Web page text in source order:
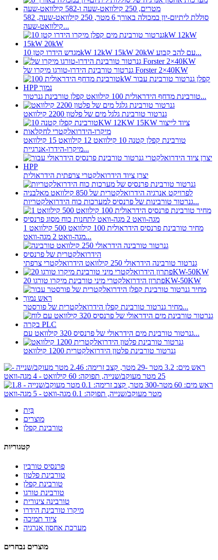
סוללת ליתיום-יון במכולה באורך 6 מטר, 250 קילוואט-שעה, 582
קילוואט-שעה...
מגדש הידרו קטן 10kW 12kW 15kW 20kW עם להב קבוע...
גנרטור טורבינת הידרו-טורגו מיקרו של Forster 2×40KW
טורבינת מדחף הידראולית 100 קילוואט קפלן טורבינת גנרטור...
גנרטור טורבינת גלגל מים של פלטון 2200 קילוואט
טורבינת קפלן קטנה 10 קילוואט 12 קילוואט 15 קילוואט
מיקרו-הידרו-אנרגיית...
יצרן ציוד הידרואלקטרי צרפתית הידראולית
גנרטור טורבינות של פרנסיס למערכות כוח הידרואלקטריות...
מחיר טורבינת פרנסיס הידראולית 100 קילוואט 500 קילוואט 1
מגה-וואט 2 מגה-וואט...
גנרטור טורבינה הידראולי 250 קילוואט הידרואלקטרי צרפתי
פתרון הידרואלקטרי מיני טורבינת מיקרו טורגו 20KW-50KW
מחיר גנרטור טורבינת קפלן הידרואלקטרית של פורסטר...
גנרטור טורבינת מים הידראולי של פרנסיס 320 קילוואט עם...
גנרטור טורבינת פלטון הידרואלקטרית 1200 קילוואט
בַּיִת
מוצרים
טורבינת קפלן
קטגוריות
פרנסיס טורבין
טורבינת פלטון
טורבינת קפלן
טורבינת טורגו
טורבינה צינורית
מיקרו טורבינת הידרו
ציוד תמיכה
מערכת אחסון אנרגיה
מוצרים נבחרים